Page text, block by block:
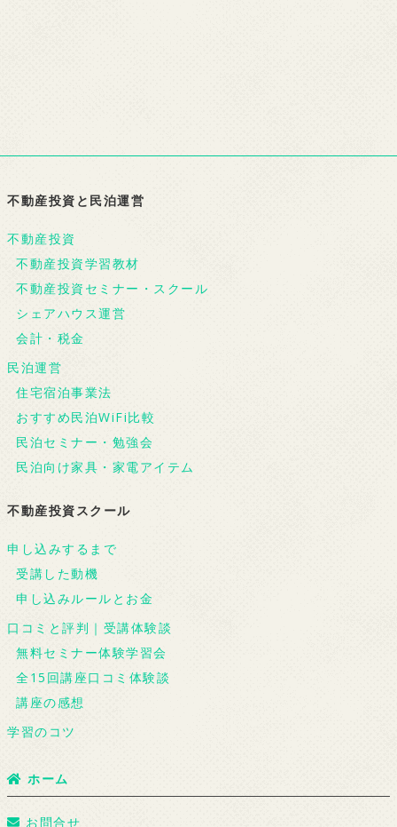
不動産投資と民泊運営
不動産投資
不動産投資学習教材
不動産投資セミナー・スクール
シェアハウス運営
会計・税金
民泊運営
住宅宿泊事業法
おすすめ民泊WiFi比較
民泊セミナー・勉強会
民泊向け家具・家電アイテム
不動産投資スクール
申し込みするまで
受講した動機
申し込みルールとお金
口コミと評判｜受講体験談
無料セミナー体験学習会
全15回講座口コミ体験談
講座の感想
学習のコツ
ホーム
お問合せ